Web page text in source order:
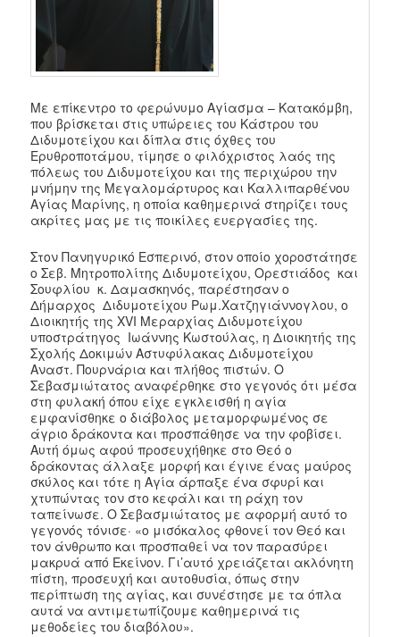
Με επίκεντρο το φερώνυμο Αγίασμα – Κατακόμβη,
που βρίσκεται στις υπώρειες του Κάστρου του
Διδυμοτείχου και δίπλα στις όχθες του
Ερυθροποτάμου, τίμησε ο φιλόχριστος λαός της
πόλεως του Διδυμοτείχου και της περιχώρου την
μνήμην της Μεγαλομάρτυρος και Καλλιπαρθένου
Αγίας Μαρίνης, η οποία καθημερινά στηρίζει τους
ακρίτες μας με τις ποικίλες ευεργασίες της.
Στον Πανηγυρικό Εσπερινό, στον οποίο χοροστάτησε
ο Σεβ. Μητροπολίτης Διδυμοτείχου, Ορεστιάδος και
Σουφλίου κ. Δαμασκηνός, παρέστησαν ο
Δήμαρχος Διδυμοτείχου Ρωμ.Χατζηγιάννογλου, ο
Διοικητής της XVI Μεραρχίας Διδυμοτείχου
υποστράτηγος Ιωάννης Κωστούλας, η Διοικητής της
Σχολής Δοκιμών Αστυφύλακας Διδυμοτείχου
Αναστ. Πουρνάρια και πλήθος πιστών. Ο
Σεβασμιώτατος αναφέρθηκε στο γεγονός ότι μέσα
στη φυλακή όπου είχε εγκλεισθή η αγία
εμφανίσθηκε ο διάβολος μεταμορφωμένος σε
άγριο δράκοντα και προσπάθησε να την φοβίσει.
Αυτή όμως αφού προσευχήθηκε στο Θεό ο
δράκοντας άλλαξε μορφή και έγινε ένας μαύρος
σκύλος και τότε η Αγία άρπαξε ένα σφυρί και
χτυπώντας τον στο κεφάλι και τη ράχη τον
ταπείνωσε. Ο Σεβασμιώτατος με αφορμή αυτό το
γεγονός τόνισε· «ο μισόκαλος φθονεί τον Θεό και
τον άνθρωπο και προσπαθεί να τον παρασύρει
μακρυά από Εκείνον. Γι’αυτό χρειάζεται ακλόνητη
πίστη, προσευχή και αυτοθυσία, όπως στην
περίπτωση της αγίας, και συνέστησε με τα όπλα
αυτά να αντιμετωπίζουμε καθημερινά τις
μεθοδείες του διαβόλου».